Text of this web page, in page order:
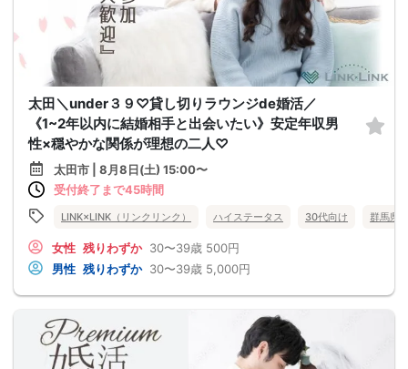
太田＼under３９♡貸し切りラウンジde婚活／
《1~2年以内に結婚相手と出会いたい》安定年収男
性×穏やかな関係が理想の二人♡
太田市 | 8月8日(土) 15:00〜
受付終了まで45時間
LINK×LINK（リンクリンク） ハイステータス 30代向け 群馬県
女性 残りわずか 30〜39歳 500円
男性 残りわずか 30〜39歳 5,000円